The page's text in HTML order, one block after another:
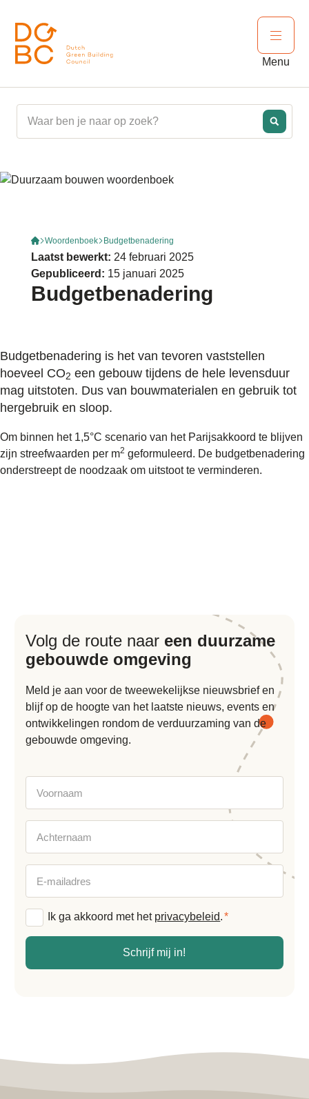
Open
Menu
Woordenboek Budgetbenadering
Laatst bewerkt: 24 februari 2025
Gepubliceerd: 15 januari 2025
Budgetbenadering
Budgetbenadering is het van tevoren vaststellen
hoeveel CO2 een gebouw tijdens de hele levensduur
mag uitstoten. Dus van bouwmaterialen en gebruik tot
hergebruik en sloop.
Om binnen het 1,5°C scenario van het Parijsakkoord te blijven
zijn streefwaarden per m2 geformuleerd. De budgetbenadering
onderstreept de noodzaak om uitstoot te verminderen.
Volg de route naar een duurzame
gebouwde omgeving
Meld je aan voor de tweewekelijkse nieuwsbrief en
blijf op de hoogte van het laatste nieuws, events en
ontwikkelingen rondom de verduurzaming van de
gebouwde omgeving.
mailadres
Algemene
Ik ga akkoord met het privacybeleid.*
Schrijf mij in!